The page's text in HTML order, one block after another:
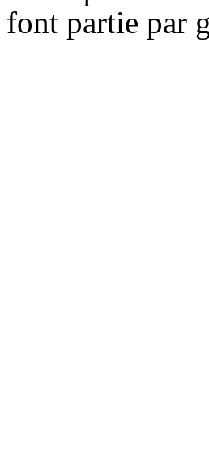
font partie par